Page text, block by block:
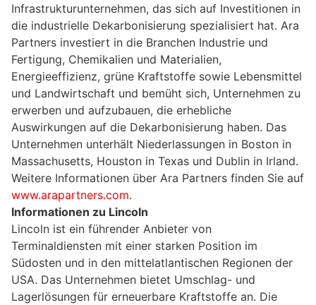
Infrastrukturunternehmen, das sich auf Investitionen in
die industrielle Dekarbonisierung spezialisiert hat. Ara
Partners investiert in die Branchen Industrie und
Fertigung, Chemikalien und Materialien,
Energieeffizienz, grüne Kraftstoffe sowie Lebensmittel
und Landwirtschaft und bemüht sich, Unternehmen zu
erwerben und aufzubauen, die erhebliche
Auswirkungen auf die Dekarbonisierung haben. Das
Unternehmen unterhält Niederlassungen in Boston in
Massachusetts, Houston in Texas und Dublin in Irland.
Weitere Informationen über Ara Partners finden Sie auf
www.arapartners.com.
Informationen zu Lincoln
Lincoln ist ein führender Anbieter von
Terminaldiensten mit einer starken Position im
Südosten und in den mittelatlantischen Regionen der
USA. Das Unternehmen bietet Umschlag- und
Lagerlösungen für erneuerbare Kraftstoffe an. Die